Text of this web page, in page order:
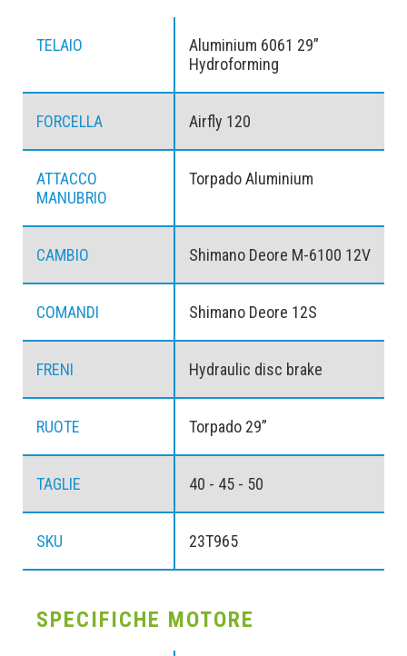
TELAIO
Aluminium 6061 29”
Hydroforming
FORCELLA Airfly 120
ATTACCO
MANUBRIO
Torpado Aluminium
CAMBIO Shimano Deore M-6100 12V
COMANDI Shimano Deore 12S
FRENI Hydraulic disc brake
RUOTE Torpado 29”
TAGLIE 40 - 45 - 50
SKU 23T965
SPECIFICHE MOTORE